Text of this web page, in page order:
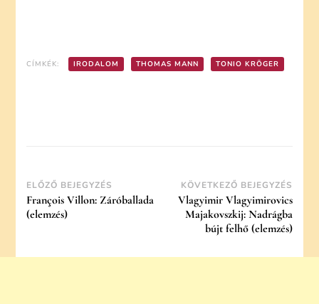
CÍMKÉK: IRODALOM THOMAS MANN TONIO KRÖGER
Post
Navigation
ELŐZŐ BEJEGYZÉS
François Villon: Záróballada
(elemzés)
KÖVETKEZŐ BEJEGYZÉS
Vlagyimir Vlagyimirovics
Majakovszkij: Nadrágba
bújt felhő (elemzés)